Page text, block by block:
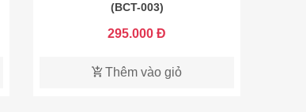
(BCT-003)
295.000 Đ
Thêm vào giỏ